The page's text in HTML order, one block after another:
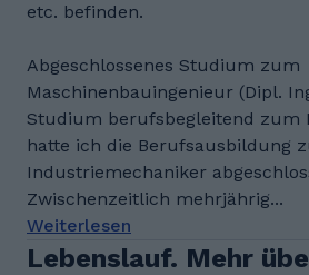
etc. befinden.
Abgeschlossenes Studium zum
Maschinenbauingenieur (Dipl.
Studium berufsbegleitend zum
hatte ich die Berufsausbildung
Industriemechaniker
Zwischenzeitlich mehrjährig...
Weiterlesen
Lebenslauf. Mehr